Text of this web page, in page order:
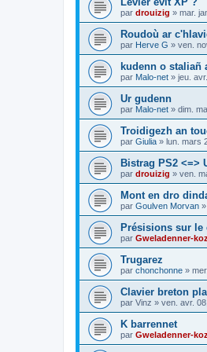
par drouizig » mar.
Roudoù ar
par Herve G » ven.
kudenn o staliañ
par Malo-net » jeu.
Ur gudenn
par Malo-net » dim.
Troidigezh an
par Giulia » lun. mars
Bistrag PS2 <=>
par drouizig » ven.
Mont en dro
par Goulven Morvan »
Présisions sur le
par Gweladenner-
Trugarez
par chonchonne »
Clavier breton
par Vinz » ven. avr.
K barrennet
par Gweladenner-